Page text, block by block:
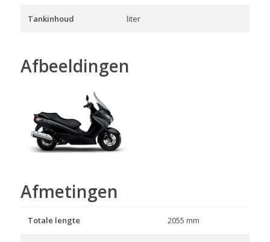
Tankinhoud liter
Afbeeldingen
Afmetingen
Totale lengte 2055 mm